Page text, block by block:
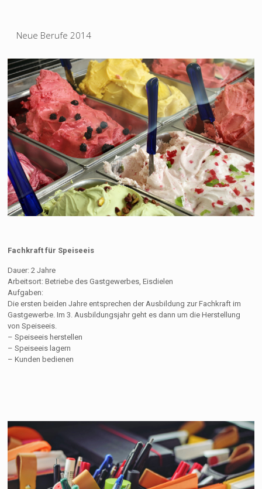
Neue Berufe 2014
Fachkraft für Speiseeis
Dauer: 2 Jahre
Arbeitsort: Betriebe des Gastgewerbes, Eisdielen
Aufgaben:
Die ersten beiden Jahre entsprechen der Ausbildung zur Fachkraft im
Gastgewerbe. Im 3. Ausbildungsjahr geht es dann um die Herstellung
von Speiseeis.
– Speiseeis herstellen
– Speiseeis lagern
– Kunden bedienen